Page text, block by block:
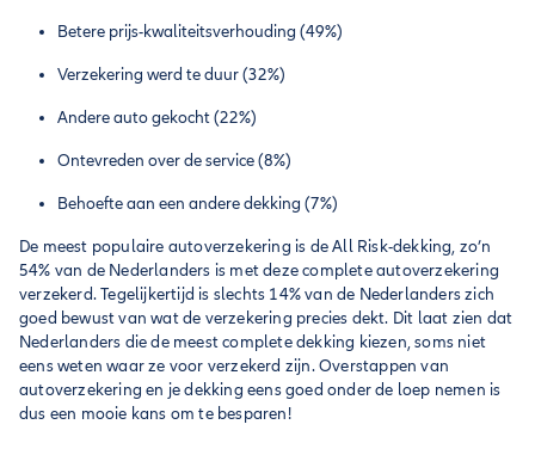
Betere prijs-kwaliteitsverhouding (49%)
Verzekering werd te duur (32%)
Andere auto gekocht (22%)
Ontevreden over de service (8%)
Behoefte aan een andere dekking (7%)
De meest populaire autoverzekering is de All Risk-dekking, zo’n
54% van de Nederlanders is met deze complete autoverzekering
verzekerd. Tegelijkertijd is slechts 14% van de Nederlanders zich
goed bewust van wat de verzekering precies dekt. Dit laat zien dat
Nederlanders die de meest complete dekking kiezen, soms niet
eens weten waar ze voor verzekerd zijn. Overstappen van
autoverzekering en je dekking eens goed onder de loep nemen is
dus een mooie kans om te besparen!